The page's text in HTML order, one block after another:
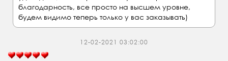
благодарность, все просто на высшем уровне,
будем видимо теперь только у вас заказывать)
12-02-2021 03:02:00